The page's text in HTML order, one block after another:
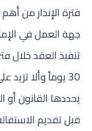
فترة الإنذار من أهم
جهة العمل في
تنفيذ العقد خلال
يحددها القانون
قبل تقديم